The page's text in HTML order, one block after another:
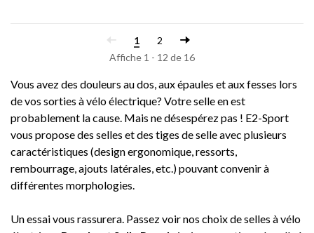
1
2
Affiche 1 - 12 de 16
Vous avez des douleurs au dos, aux épaules et aux fesses lors
de vos sorties à vélo électrique? Votre selle en est
probablement la cause. Mais ne désespérez pas ! E2-Sport
vous propose des selles et des tiges de selle avec plusieurs
caractéristiques (design ergonomique, ressorts,
rembourrage, ajouts latérales, etc.) pouvant convenir à
différentes morphologies.
Un essai vous rassurera. Passez voir nos choix de selles à vélo